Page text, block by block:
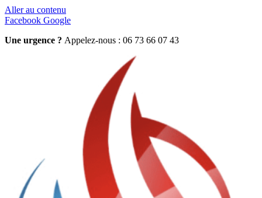
Aller au contenu
Facebook Google
Une urgence ? Appelez-nous : 06 73 66 07 43